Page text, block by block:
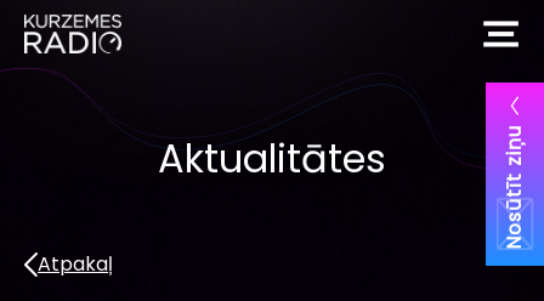
Nosūtīt ziņu
Aktualitātes
Atpakaļ